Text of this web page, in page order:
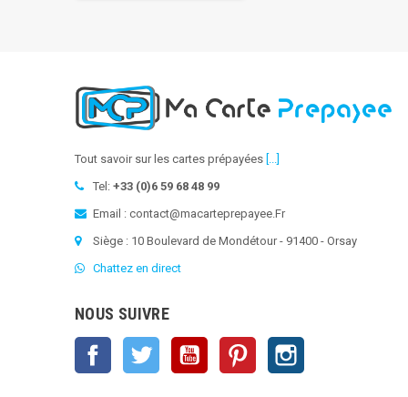
Tout savoir sur les cartes prépayées [...]
Tel: +33 (0)6 59 68 48 99
Email : contact@macarteprepayee.Fr
Siège : 10 Boulevard de Mondétour - 91400 - Orsay
Chattez en direct
NOUS SUIVRE
Facebook Twitter YouTube Pinterest